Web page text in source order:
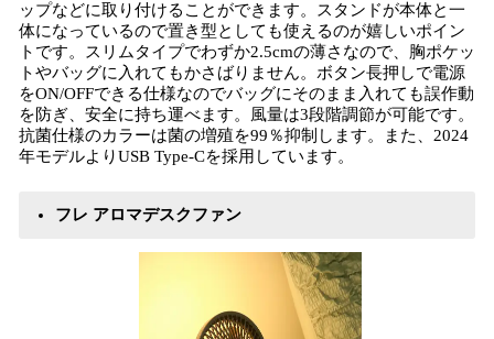
ップなどに取り付けることができます。スタンドが本体と一
体になっているので置き型としても使えるのが嬉しいポイン
トです。スリムタイプでわずか2.5cmの薄さなので、胸ポケッ
トやバッグに入れてもかさばりません。ボタン長押しで電源
をON/OFFできる仕様なのでバッグにそのまま入れても誤作動
を防ぎ、安全に持ち運べます。風量は3段階調節が可能です。
抗菌仕様のカラーは菌の増殖を99％抑制します。また、2024
年モデルよりUSB Type-Cを採用しています。
フレ アロマデスクファン